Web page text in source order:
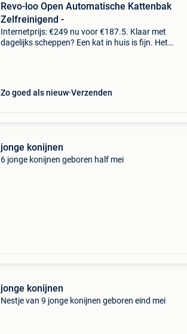
Revo-loo Open Automatische Kattenbak
Zelfreinigend -
Internetprijs: €249 nu voor €187.5. Klaar met
dagelijks scheppen? Een kat in huis is fijn. Het
Zo goed als nieuw Verzenden
jonge konijnen
6 jonge konijnen geboren half mei
jonge konijnen
Nestje van 9 jonge konijnen geboren eind mei